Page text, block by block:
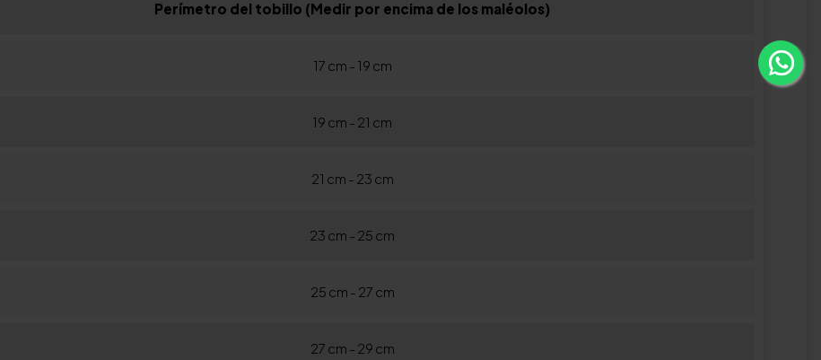
Perímetro del tobillo (Medir por encima de los maléolos)
17 cm - 19 cm
19 cm - 21 cm
21 cm - 23 cm
23 cm - 25 cm
25 cm - 27 cm
27 cm - 29 cm